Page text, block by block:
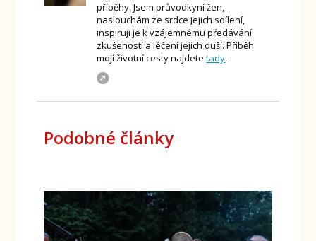
příběhy. Jsem průvodkyní žen,
naslouchám ze srdce jejich sdílení,
inspiruji je k vzájemnému předávání
zkušeností a léčení jejich duší. Příběh
mojí životní cesty najdetetady.
Podobné články